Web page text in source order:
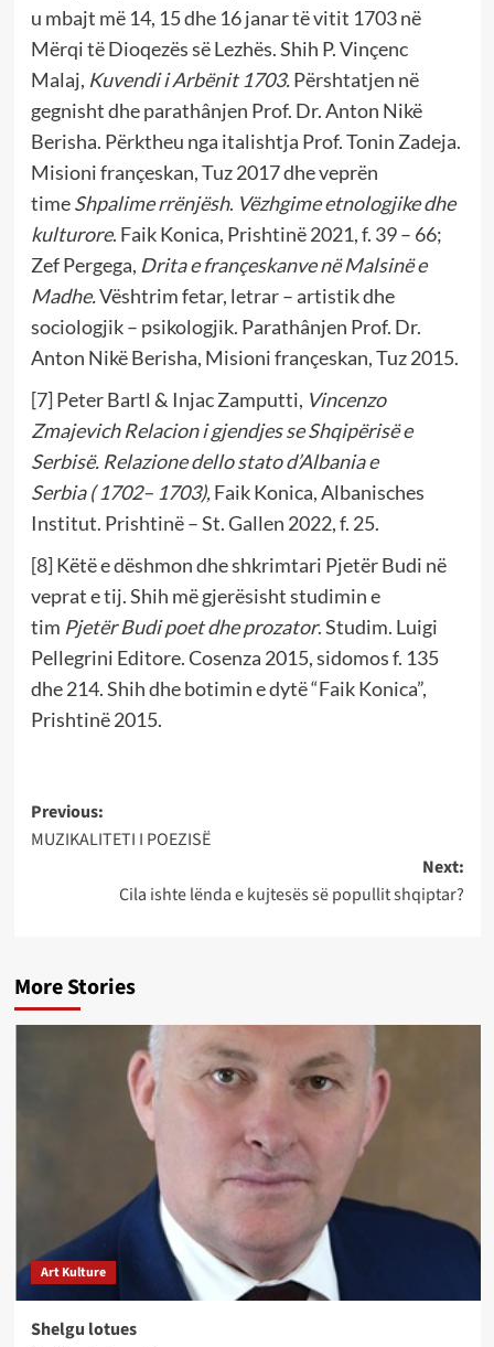
u mbajt më 14, 15 dhe 16 janar të vitit 1703 në
Mërqi të Dioqezës së Lezhës. Shih P. Vinçenc
Malaj, Kuvendi i Arbënit 1703.Përshtatjen në
gegnisht dhe parathânjen Prof. Dr. Anton Nikë
Berisha. Përktheu nga italishtja Prof. Tonin Zadeja.
Misioni françeskan, Tuz 2017 dhe veprën
timeShpalime rrënjësh. Vëzhgime etnologjike dhe
kulturore. Faik Konica, Prishtinë 2021, f. 39 – 66;
Zef Pergega, Drita e françeskanve në Malsinë e
Madhe.Vështrim fetar, letrar – artistik dhe
sociologjik – psikologjik. Parathânjen Prof. Dr.
Anton Nikë Berisha, Misioni françeskan, Tuz 2015.
[7]Peter Bartl & Injac Zamputti, Vincenzo
ZmajevichRelacion i gjendjes se Shqipërisë e
Serbisë. Relazione dello stato d’Albania e
Serbia(1702– 1703),Faik Konica, Albanisches
Institut. Prishtinë – St. Gallen 2022, f. 25.
[8]Këtë e dëshmon dhe shkrimtari Pjetër Budi në
veprat e tij. Shih më gjerësisht studimin e
tim Pjetër Budi poet dhe prozator. Studim. Luigi
Pellegrini Editore. Cosenza 2015, sidomos f. 135
dhe 214. Shih dhe botimin e dytë “Faik Konica”,
Prishtinë 2015.
Post
navigation
Previous:
MUZIKALITETI I POEZISË
Next:
Cila ishte lënda e kujtesës së popullit shqiptar?
More Stories
Art Kulture
Shelgu lotues